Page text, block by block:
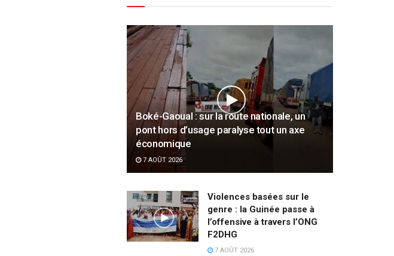
Boké-Gaoual : sur la route nationale, un
pont hors d’usage paralyse tout un axe
économique
7 AOÛT 2026
Violences basées sur le
genre : la Guinée passe à
l’offensive à travers l’ONG
F2DHG
7 AOÛT 2026